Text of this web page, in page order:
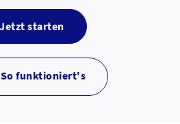
Jetzt starten
So funktioniert's